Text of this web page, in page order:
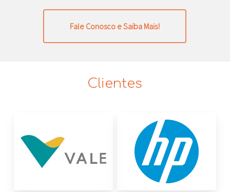
Fale Conosco e Saiba Mais!
Clientes